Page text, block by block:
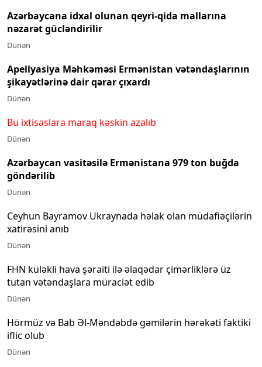
Azərbaycana idxal olunan qeyri-qida mallarına
nəzarət gücləndirilir
Dünən
Apellyasiya Məhkəməsi Ermənistan vətəndaşlarının
şikayətlərinə dair qərar çıxardı
Dünən
Bu ixtisaslara maraq kəskin azalıb
Dünən
Azərbaycan vasitəsilə Ermənistana 979 ton buğda
göndərilib
Dünən
Ceyhun Bayramov Ukraynada həlak olan müdafiəçilərin
xatirəsini anıb
Dünən
FHN küləkli hava şəraiti ilə əlaqədar çimərliklərə üz
tutan vətəndaşlara müraciət edib
Dünən
Hörmüz və Bab Əl-Məndəbdə gəmilərin hərəkəti faktiki
iflic olub
Dünən